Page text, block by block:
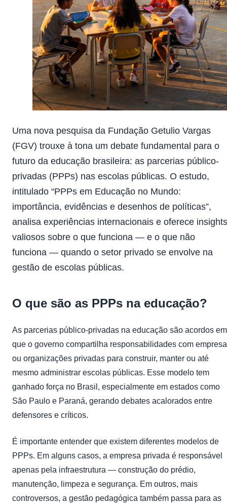
Uma nova pesquisa da Fundação Getulio Vargas
(FGV) trouxe à tona um debate fundamental para o
futuro da educação brasileira: as parcerias público-
privadas (PPPs) nas escolas públicas. O estudo,
intitulado “PPPs em Educação no Mundo:
importância, evidências e desenhos de políticas”,
analisa experiências internacionais e oferece insights
valiosos sobre o que funciona — e o que não
funciona — quando o setor privado se envolve na
gestão de escolas públicas.
O que são as PPPs na educação?
As parcerias público-privadas na educação são acordos em
que o governo compartilha responsabilidades com
ou organizações privadas para construir, manter ou até
mesmo administrar escolas públicas. Esse modelo tem
ganhado força no Brasil, especialmente em estados como
São Paulo e Paraná, gerando debates acalorados entre
defensores e críticos.
É importante entender que existem diferentes modelos de
PPPs. Em alguns casos, a empresa privada é responsável
apenas pela infraestrutura — construção do prédio,
manutenção, limpeza e segurança. Em outros, mais
controversos, a gestão pedagógica também passa para as